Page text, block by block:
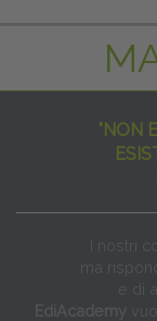
"NON
I nostri
ma
e di
EdiAcademy